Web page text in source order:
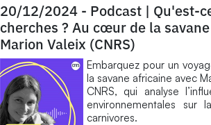
20/12/2024 - Podcast | Qu'est-
cherches ? Au cœur de la
Marion Valeix (CNRS)
Embarquez pour un
la savane africaine avec
CNRS, qui analyse
environnementales sur
carnivores.